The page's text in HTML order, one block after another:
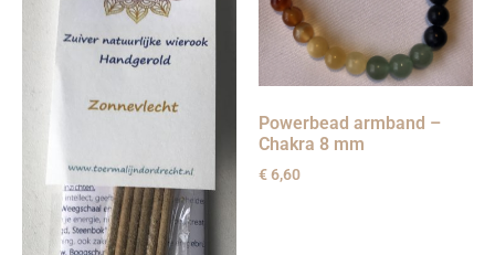
Powerbead armband –
Chakra 8 mm
€6,60